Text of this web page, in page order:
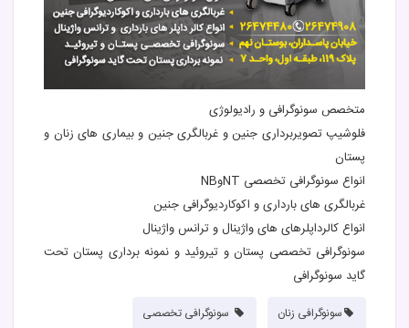
متخصص سونوگرافی و رادیولوژی
فلوشیپ تصویربرداری جنین و غربالگری جنین و بیماری های زنان و
پستان
انواع سونوگرافی تخصصی NTوNB
غربالگری های بارداری و اکوکاردیوگرافی جنین
انواع کالرداپلرهای های واژینال و ترانس واژینال
سونوگرافی تخصصی پستان و تیروئید و نمونه برداری پستان تحت
گاید سونوگرافی
سونوگرافی زنان سونوگرافی تخصصی